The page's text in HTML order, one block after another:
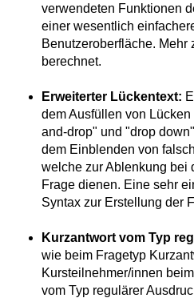
verwendeten Funktionen
einer wesentlich
Benutzeroberfläche. Mehr
berechnet.
Erweiterter Lückentext:
dem Ausfüllen von
and-drop" und "drop
dem Einblenden von
welche zur Ablenkung bei
Frage dienen. Eine sehr
Syntax zur Erstellung der
Kurzantwort vom Typ
wie beim Fragetyp
Kursteilnehmer/innen
vom Typ regulärer